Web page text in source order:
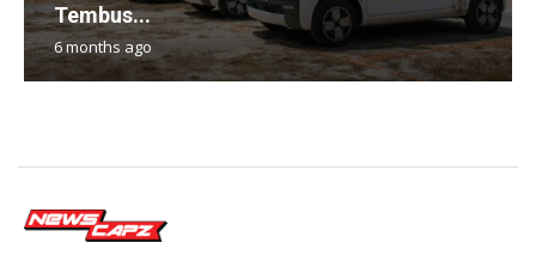
Tembus...
6 months ago